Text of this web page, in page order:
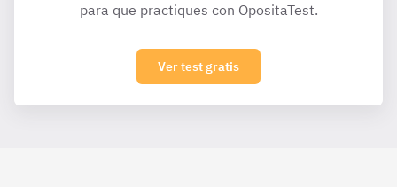
para que practiques con OpositaTest.
Ver test gratis